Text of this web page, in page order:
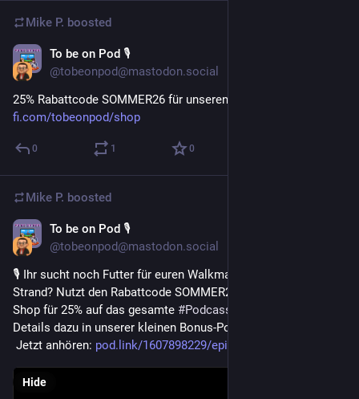
Mike P. boosted
To be on Pod 🎙
@tobeonpod@mastodon.social
25% Rabattcode SOMMER26 für unseren Shop:
fi.com/tobeonpod/shop
0 1 0
Mike P. boosted
To be on Pod 🎙
@tobeonpod@mastodon.social
🎙️ Ihr sucht noch Futter für euren Walkman zum Hören am
Strand? Nutzt den Rabattcode SOMMER26 in unserem Ko-fi-
Shop für 25% auf das gesamte #Podcassette
Details dazu in unserer kleinen Bonus-Podcast-Episode –
Jetzt anhören: pod.link/1607898229/episode/OW
Hide